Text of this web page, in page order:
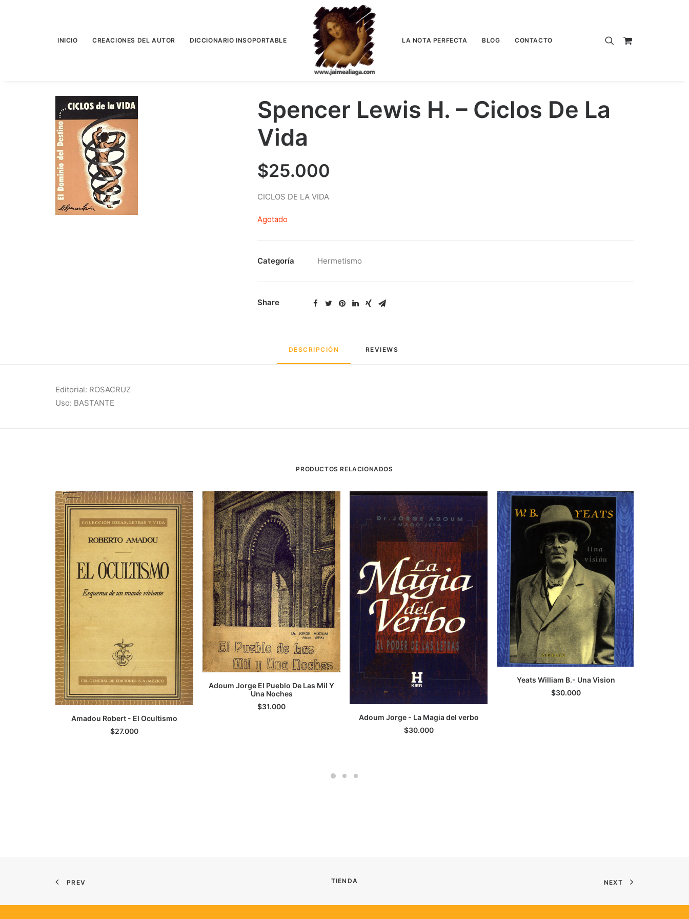
INICIO CREACIONES DEL AUTOR DICCIONARIO INSOPORTABLE LA NOTA PERFECTA BLOG CONTACTO
Spencer Lewis H. – Ciclos De La
Vida
$25.000
CICLOS DE LA VIDA
Agotado
Categoría Hermetismo
Share
DESCRIPCIÓN REVIEWS
Editorial: ROSACRUZ
Uso: BASTANTE
PRODUCTOS RELACIONADOS
AGREGAR AL CARRITO
Amadou Robert - El Ocultismo
$27.000
LEER MÁS
Adoum Jorge El Pueblo De Las Mil Y
Una Noches
$31.000
AGREGAR AL CARRITO
Adoum Jorge - La Magia del verbo
$30.000
LEER MÁS
Yeats William B.- Una Vision
$30.000
PREV TIENDA NEXT